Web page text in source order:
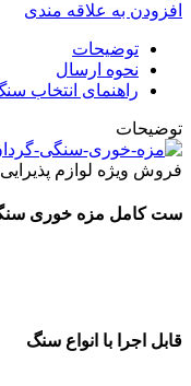
افزودن به علاقه مندی
توضیحات
نحوه ارسال
راهنمای انتخاب
توضیحات
فروش ویژه لوازم
ست کامل مزه خوری
قابل اجرا با انواع سنگ